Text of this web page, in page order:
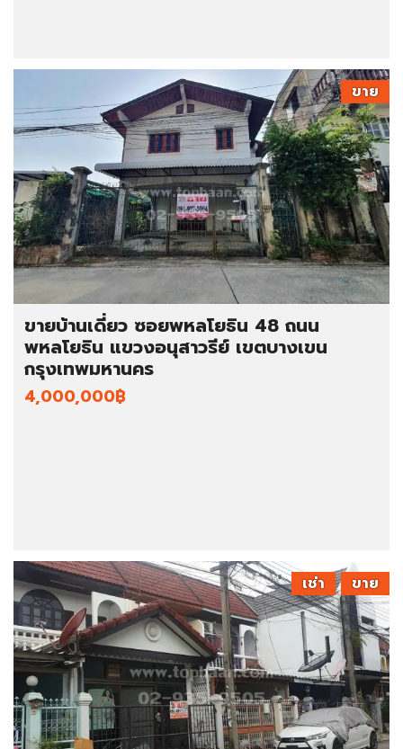
ขาย
ขายบ้านเดี่ยว ซอยพหลโยธิน 48 ถนน
พหลโยธิน แขวงอนุสาวรีย์ เขตบางเขน
กรุงเทพมหานคร
4,000,000฿
ขาย
เช่า